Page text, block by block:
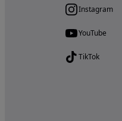
Instagram
YouTube
TikTok